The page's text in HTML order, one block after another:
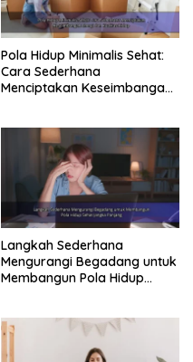
Pola Hidup Minimalis Sehat:
Cara Sederhana
Menciptakan Keseimbangan
Langkah Sederhana
Mengurangi Begadang untuk
Membangun Pola Hidup